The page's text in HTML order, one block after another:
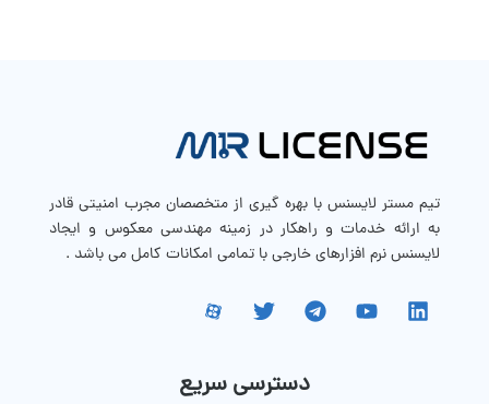
تیم مستر لایسنس با بهره گیری از متخصصان مجرب امنیتی قادر
به ارائه خدمات و راهکار در زمینه مهندسی معکوس و ایجاد
لایسنس نرم افزارهای خارجی با تمامی امکانات کامل می باشد .
دسترسی سریع